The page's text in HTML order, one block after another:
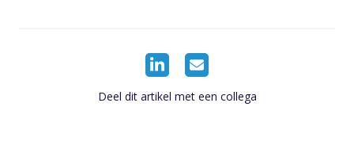
Deel dit artikel met een collega